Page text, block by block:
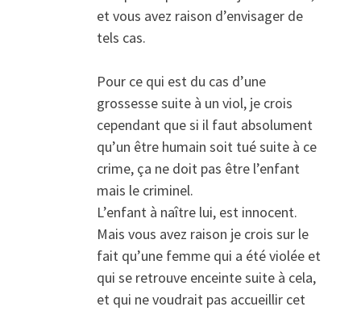
et vous avez raison d’envisager de
tels cas.
Pour ce qui est du cas d’une
grossesse suite à un viol, je crois
cependant que si il faut absolument
qu’un être humain soit tué suite à ce
crime, ça ne doit pas être l’enfant
mais le criminel.
L’enfant à naître lui, est innocent.
Mais vous avez raison je crois sur le
fait qu’une femme qui a été violée et
qui se retrouve enceinte suite à cela,
et qui ne voudrait pas accueillir cet